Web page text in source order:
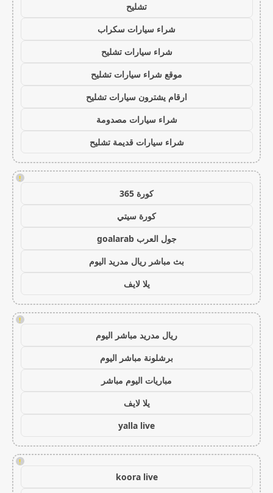
تشليح
شراء سيارات سكراب
شراء سيارات تشليح
موقع شراء سيارات تشليح
ارقام يشترون سيارات تشليح
شراء سيارات مصدومة
شراء سيارات قديمة تشليح
!
كورة 365
كورة سيتي
جول العرب goalarab
بث مباشر ريال مدريد اليوم
يلا لايف
!
ريال مدريد مباشر اليوم
برشلونة مباشر اليوم
مباريات اليوم مباشر
يلا لايف
yalla live
!
koora live